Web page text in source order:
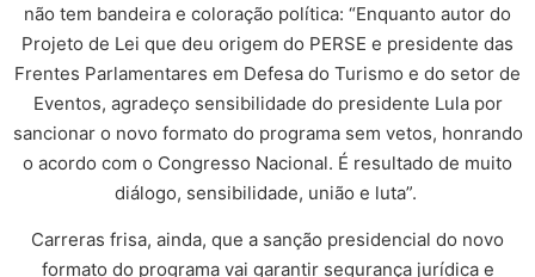
não tem bandeira e coloração política: “Enquanto autor do
Projeto de Lei que deu origem do PERSE e presidente das
Frentes Parlamentares em Defesa do Turismo e do setor de
Eventos, agradeço sensibilidade do presidente Lula por
sancionar o novo formato do programa sem vetos, honrando
o acordo com o Congresso Nacional. É resultado de muito
diálogo, sensibilidade, união e luta”.
Carreras frisa, ainda, que a sanção presidencial do novo
formato do programa vai garantir segurança jurídica e